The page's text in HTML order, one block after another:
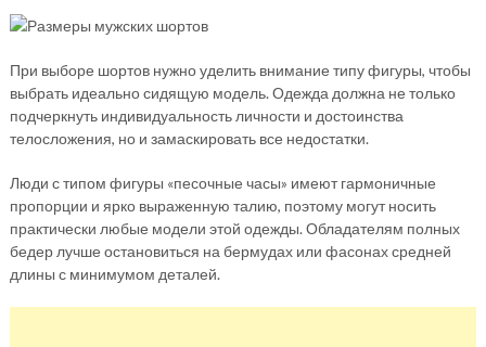
При выборе шортов нужно уделить внимание типу фигуры, чтобы
выбрать идеально сидящую модель. Одежда должна не только
подчеркнуть индивидуальность личности и достоинства
телосложения, но и замаскировать все недостатки.
Люди с типом фигуры «песочные часы» имеют гармоничные
пропорции и ярко выраженную талию, поэтому могут носить
практически любые модели этой одежды. Обладателям полных
бедер лучше остановиться на бермудах или фасонах средней
длины с минимумом деталей.